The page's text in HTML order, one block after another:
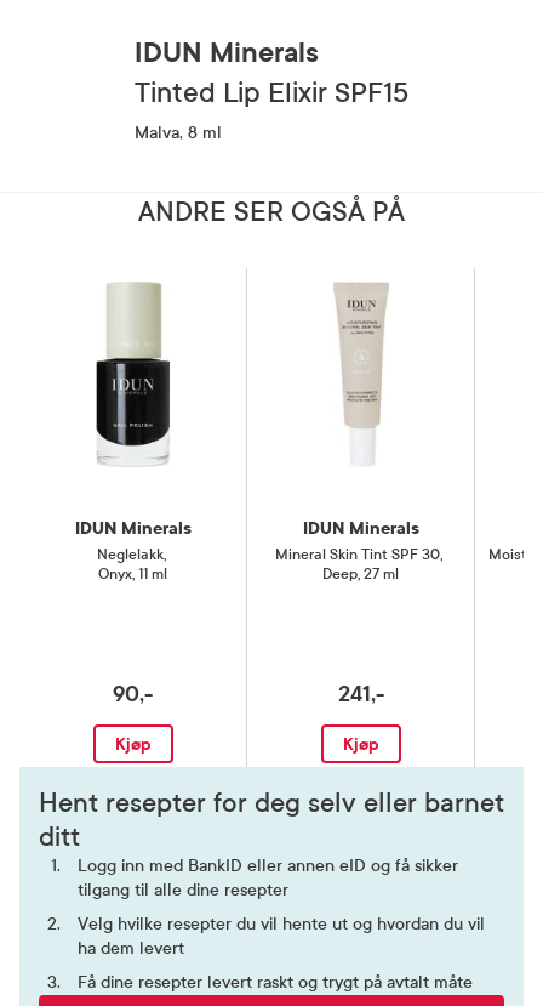
IDUN Minerals
Tinted Lip Elixir SPF15
Malva, 8 ml
ANDRE SER OGSÅ PÅ
IDUN Minerals
Neglelakk,
Onyx, 11 ml
90,-
Kjøp
IDUN Minerals
Mineral Skin Tint SPF 30,
Deep, 27 ml
241,-
Kjøp
Hent resepter for deg selv eller barnet
ditt
Logg inn med BankID eller annen eID og få sikker
tilgang til alle dine resepter
Velg hvilke resepter du vil hente ut og hvordan du vil
ha dem levert
Få dine resepter levert raskt og trygt på avtalt måte